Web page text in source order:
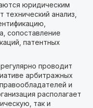
юридическим
анализ,
сопоставление
патентных
проводит
арбитражных
и
располагает
так и